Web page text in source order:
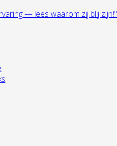
— lees waarom zij blij zijn!"